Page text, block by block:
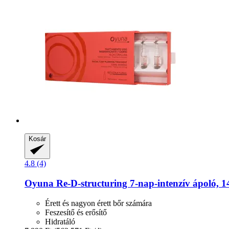
Kosár
4.8 (4)
Oyuna Re-​D-​structuring 7-​nap-​intenzív ápoló,
Érett és nagyon érett bőr számára
Feszesítő és erősítő
Hidratáló